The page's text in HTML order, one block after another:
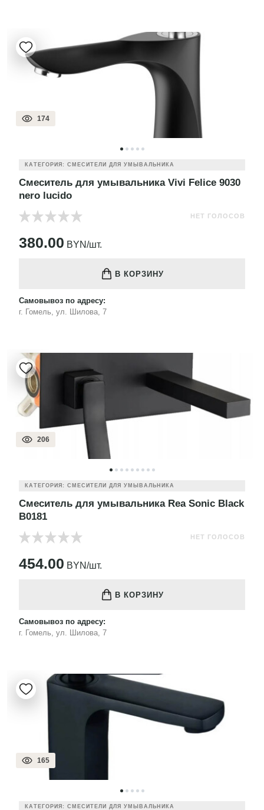
174
КАТЕГОРИЯ: СМЕСИТЕЛИ ДЛЯ УМЫВАЛЬНИКА
Смеситель для умывальника Vivi Felice 9030
nero lucido
НЕТ ГОЛОСОВ
380.00 BYN/шт.
В КОРЗИНУ
Самовывоз по адресу:
г. Гомель, ул. Шилова, 7
206
КАТЕГОРИЯ: СМЕСИТЕЛИ ДЛЯ УМЫВАЛЬНИКА
Смеситель для умывальника Rea Sonic Black
B0181
НЕТ ГОЛОСОВ
454.00 BYN/шт.
В КОРЗИНУ
Самовывоз по адресу:
г. Гомель, ул. Шилова, 7
165
КАТЕГОРИЯ: СМЕСИТЕЛИ ДЛЯ УМЫВАЛЬНИКА